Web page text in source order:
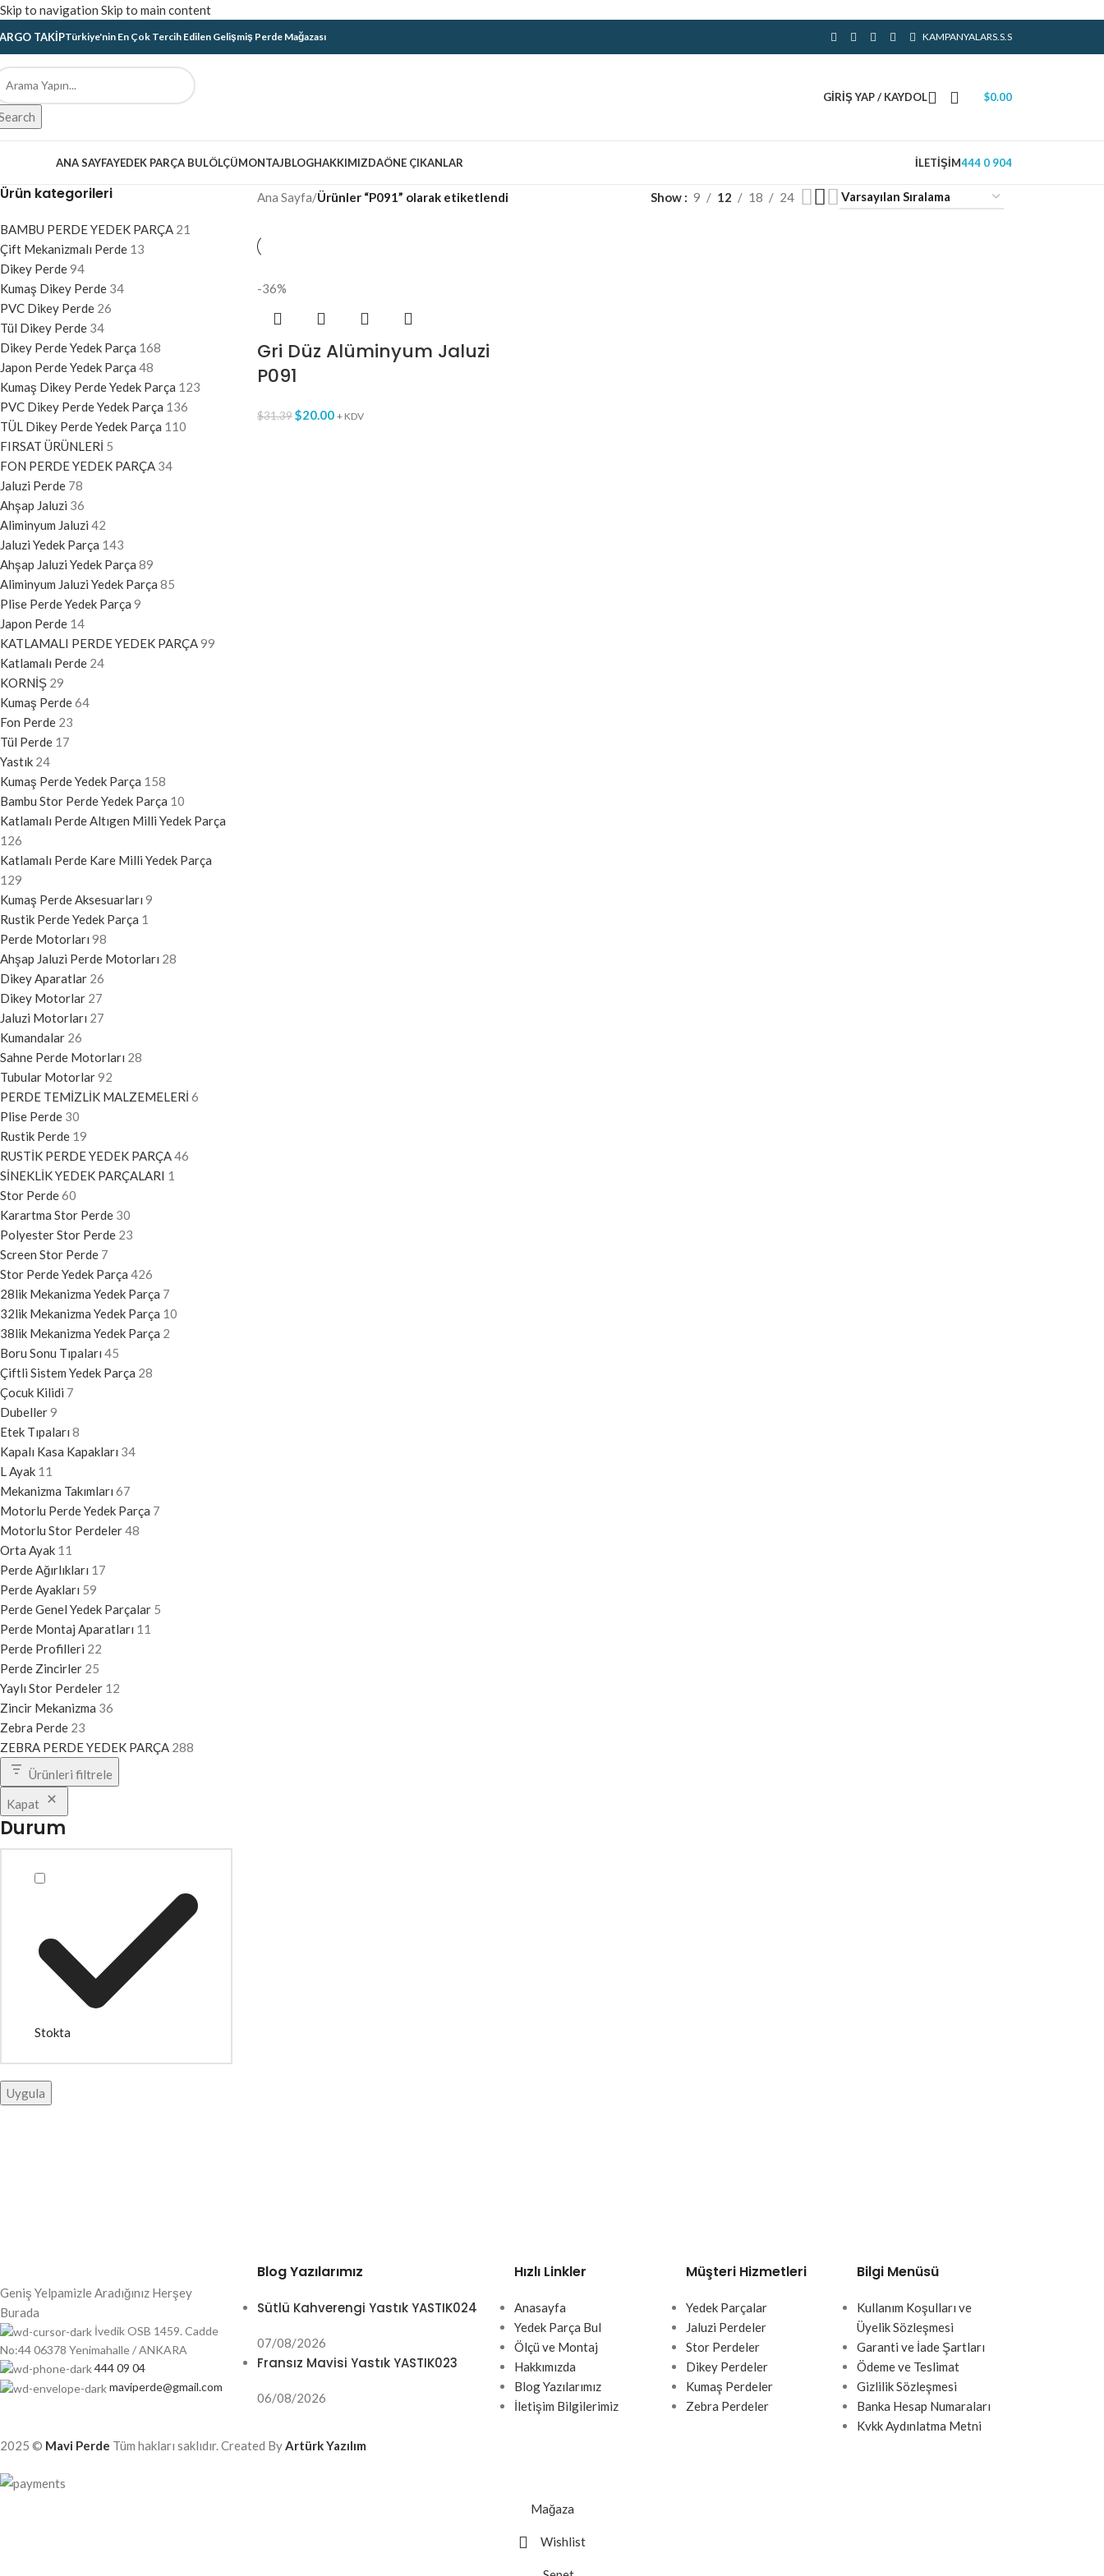
Skip to navigation Skip to main content
TAKIPTürkiye'nin En Çok Tercih Edilen Gelişmiş Perde Mağazası KAMPANYALARS.S.S
GIRIŞ YAP / KAYDOL $0.00
ANA SAYFAYEDEK PARÇA BULÖLÇÜMONTAJBLOGHAKKIMIZDAÖNE ÇIKANLAR İLETIŞIM444 0 904
Ürün kategorileri
BAMBU PERDE YEDEK PARÇA 21
Çift Mekanizmalı Perde 13
Dikey Perde94
Kumaş Dikey Perde 34
PVC Dikey Perde 26
Tül Dikey Perde 34
Dikey Perde Yedek Parça 168
Japon Perde Yedek Parça 48
Kumaş Dikey Perde Yedek Parça 123
PVC Dikey Perde Yedek Parça 136
TÜL Dikey Perde Yedek Parça 110
FIRSAT ÜRÜNLERİ 5
FON PERDE YEDEK PARÇA 34
Jaluzi Perde 78
Ahşap Jaluzi 36
Aliminyum Jaluzi 42
Jaluzi Yedek Parça 143
Ahşap Jaluzi Yedek Parça 89
Aliminyum Jaluzi Yedek Parça 85
Plise Perde Yedek Parça 9
Japon Perde 14
KATLAMALI PERDE YEDEK PARÇA99
Katlamalı Perde 24
KORNİŞ 29
Kumaş Perde64
Fon Perde 23
Tül Perde 17
Yastık 24
Kumaş Perde Yedek Parça 158
Bambu Stor Perde Yedek Parça 10
Katlamalı Perde Altıgen Milli Yedek Parça
126
Katlamalı Perde Kare Milli Yedek Parça
129
Kumaş Perde Aksesuarları 9
Rustik Perde Yedek Parça 1
Perde Motorları 98
Ahşap Jaluzi Perde Motorları 28
Dikey Aparatlar 26
Dikey Motorlar 27
Jaluzi Motorları 27
Kumandalar 26
Sahne Perde Motorları 28
Tubular Motorlar92
PERDE TEMİZLİK MALZEMELERİ 6
Plise Perde 30
Rustik Perde 19
RUSTİK PERDE YEDEK PARÇA46
SİNEKLİK YEDEK PARÇALARI 1
Stor Perde60
Karartma Stor Perde 30
Polyester Stor Perde 23
Screen Stor Perde 7
Stor Perde Yedek Parça 426
28lik Mekanizma Yedek Parça 7
32lik Mekanizma Yedek Parça 10
38lik Mekanizma Yedek Parça 2
Boru Sonu Tıpaları 45
Çiftli Sistem Yedek Parça 28
Çocuk Kilidi 7
Dubeller9
Etek Tıpaları 8
Kapalı Kasa Kapakları 34
L Ayak 11
Mekanizma Takımları 67
Motorlu Perde Yedek Parça 7
Motorlu Stor Perdeler48
Orta Ayak 11
Perde Ağırlıkları 17
Perde Ayakları 59
Perde Genel Yedek Parçalar 5
Perde Montaj Aparatları 11
Perde Profilleri 22
Perde Zincirler 25
Yaylı Stor Perdeler 12
Zincir Mekanizma 36
Zebra Perde 23
ZEBRA PERDE YEDEK PARÇA 288
Ürünleri filtrele
Kapat
Durum
Stokta
Uygula
Ana Sayfa/Ürünler “P091” olarak etiketlendi Show 9 12 18 24
-36%
Gri Düz Alüminyum Jaluzi
P091
$31.39$20.00 + KDV
Geniş Yelpamizle Aradığınız Herşey
Burada
İvedik OSB 1459. Cadde
No:44 06378 Yenimahalle / ANKARA
444 09 04
maviperde@gmail.com
Blog Yazılarımız
Sütlü Kahverengi Yastık YASTIK024
07/08/2026
Fransız Mavisi Yastık YASTIK023
06/08/2026
Hızlı Linkler
Anasayfa
Yedek Parça Bul
Ölçü ve Montaj
Hakkımızda
Blog Yazılarımız
İletişim Bilgilerimiz
Müşteri Hizmetleri
Yedek Parçalar
Jaluzi Perdeler
Stor Perdeler
Dikey Perdeler
Kumaş Perdeler
Zebra Perdeler
Bilgi Menüsü
Kullanım Koşulları ve
Üyelik Sözleşmesi
Garanti ve İade Şartları
Ödeme ve Teslimat
Gizlilik Sözleşmesi
Banka Hesap Numaraları
Kvkk Aydınlatma Metni
2025 © Mavi Perde Tüm hakları saklıdır. Created By Artürk Yazılım
Mağaza
Wishlist